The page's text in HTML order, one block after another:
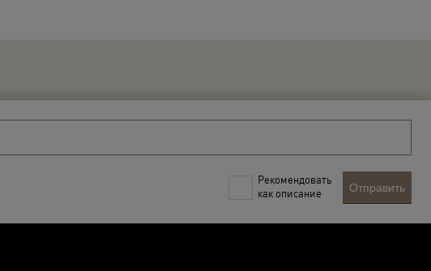
Рекомендовать
как описание
Отправить